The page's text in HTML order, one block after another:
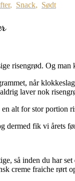
, Snack, Sødt
risengrød. Og
når
laver nok
alt for stor portion
dermed fik vi årets
så inden du har
creme fraiche rørt